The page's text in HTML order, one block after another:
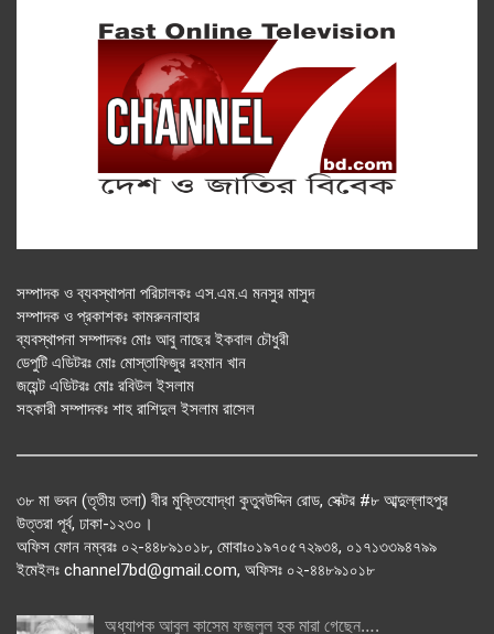
সম্পাদক ও ব্যবস্থাপনা পরিচালকঃ এস.এম.এ মনসুর মাসুদ
সম্পাদক ও প্রকাশকঃ কামরুননাহার
ব্যবস্থাপনা সম্পাদকঃ মোঃ আবু নাছের ইকবাল চৌধুরী
ডেপুটি এডিটরঃ মোঃ মোস্তাফিজুর রহমান খান
জয়েন্ট এডিটরঃ মোঃ রবিউল ইসলাম
সহকারী সম্পাদকঃ শাহ রাশিদুল ইসলাম রাসেল
৩৮ মা ভবন (তৃতীয় তলা) বীর মুক্তিযোদ্ধা কুতুবউদ্দিন রোড, সেক্টর #৮ আব্দুল্লাহপুর
উত্তরা পূর্ব, ঢাকা-১২৩০।
অফিস ফোন নম্বরঃ ০২-৪৪৮৯১০১৮, মোবাঃ০১৯৭০৫৭২৯৩৪, ০১৭১৩৩৯৪৭৯৯
ইমেইলঃ channel7bd@gmail.com, অফিসঃ ০২-৪৪৮৯১০১৮
অধ্যাপক আবুল কাসেম ফজলুল হক মারা গেছেন….